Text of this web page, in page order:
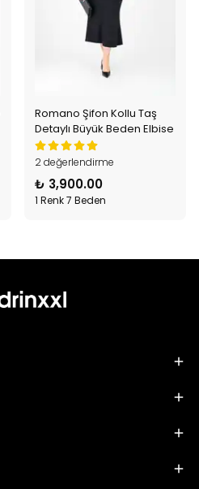
Romano Şifon Kollu Taş
Detaylı Büyük Beden Elbise
2 değerlendirme
₺ 3,900.00
1 Renk 7 Beden